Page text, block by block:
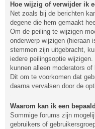
Hoe wijzig of verwijder ik
Net zoals bij de berichten
degene die hem gemaakt
Om de peiling te wijzigen
onderwerp wijzigen (hieraan
stemmen zijn uitgebracht,
iedere peilingsoptie
kunnen alleen moderators
Dit om te voorkomen dat
daarna vervalsen door de
Waarom kan ik een
Sommige forums zijn
gebruikers of